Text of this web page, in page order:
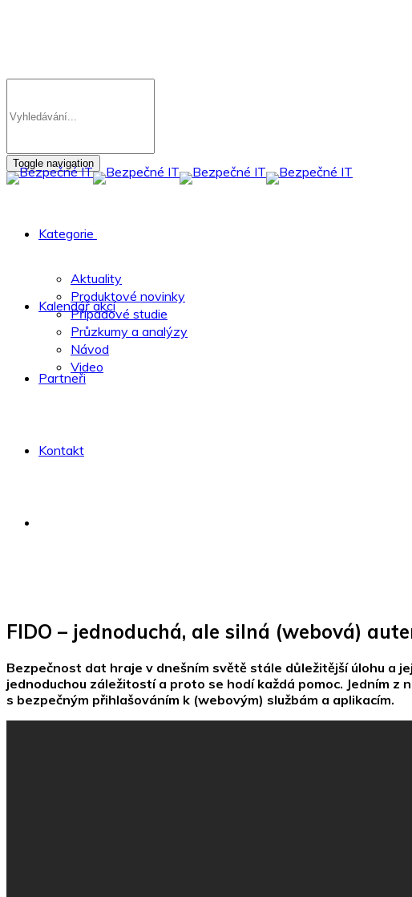
Toggle navigation
Kategorie
Aktuality
Produktové novinky
Případové studie
Průzkumy a analýzy
Návod
Video
Kalendář akcí
Partneři
Kontakt
FIDO – jednoduchá, ale silná (webová)
Bezpečnost dat hraje v dnešním světě stále důležitější úlohu a
jednoduchou záležitostí a proto se hodí každá pomoc. Jedním
s bezpečným přihlašováním k (webovým) službám a aplikacím.